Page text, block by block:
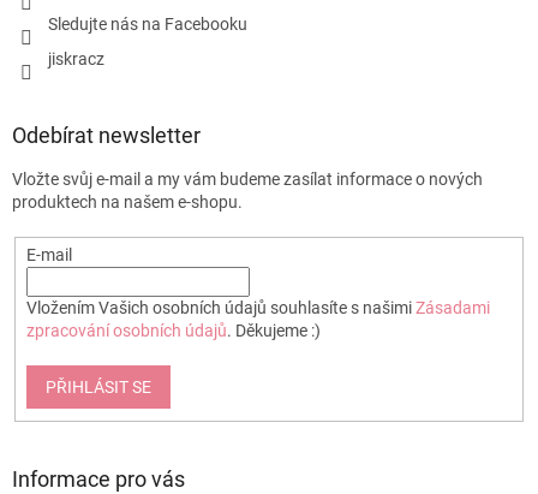
Sledujte nás na Facebooku
jiskracz
Odebírat newsletter
Vložte svůj e-mail a my vám budeme zasílat informace o nových
produktech na našem e-shopu.
E-mail
Vložením Vašich osobních údajů souhlasíte s našimiZásadami
zpracování osobních údajů. Děkujeme :)
PŘIHLÁSIT SE
Informace pro vás